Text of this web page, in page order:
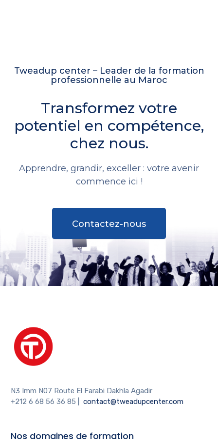
Tweadup center – Leader de la formation
professionnelle au Maroc
Transformez votre
potentiel en compétence,
chez nous.
Apprendre, grandir, exceller : votre avenir
commence ici !
Contactez-nous
N3 Imm N07 Route El Farabi Dakhla Agadir
+212 6 68 56 36 85
|contact@tweadupcenter.com
Nos domaines de formation